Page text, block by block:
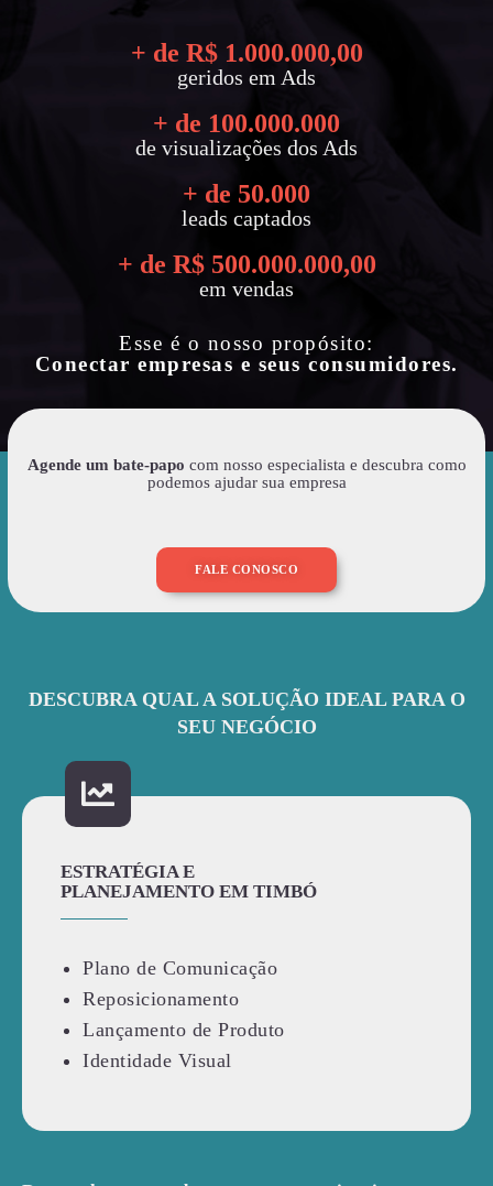
+ de R$ 1.000.000,00
geridos em Ads
+ de 100.000.000
de visualizações dos Ads
+ de 50.000
leads captados
+ de R$ 500.000.000,00
em vendas
Esse é o nosso propósito:
Conectar empresas e seus consumidores.
Agende um bate-papo com nosso especialista e descubra como
podemos ajudar sua empresa
FALE CONOSCO
DESCUBRA QUAL A SOLUÇÃO IDEAL PARA O
SEU NEGÓCIO
ESTRATÉGIA E
PLANEJAMENTO EM TIMBÓ
Plano de Comunicação
Reposicionamento
Lançamento de Produto
Identidade Visual